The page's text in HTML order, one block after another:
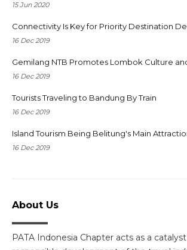
15 Jun 2020
Connectivity Is Key for Priority Destination
16 Dec 2019
Gemilang NTB Promotes Lombok Culture
16 Dec 2019
Tourists Traveling to Bandung By Train
16 Dec 2019
Island Tourism Being Belitung's Main
16 Dec 2019
About Us
PATA Indonesia Chapter acts as a